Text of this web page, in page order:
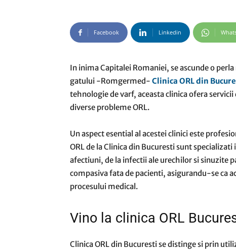
Facebook Linkedin
In inima Capitalei Romaniei, se ascunde o
gatului -Romgermed- Clinica ORL din
tehnologie de varf, aceasta clinica ofera
diverse probleme ORL.
Un aspect esential al acestei clinici este
ORL de la Clinica din Bucuresti sunt
afectiuni, de la infectii ale urechilor si sinuzite
compasiva fata de pacienti, asigurandu-se ca
procesului medical.
Vino la clinica ORL
Clinica ORL din Bucuresti se distinge si prin